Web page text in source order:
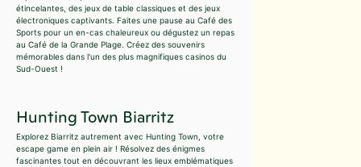
étincelantes, des jeux de table classiques et des jeux
électroniques captivants. Faites une pause au Café des
Sports pour un en-cas chaleureux ou dégustez un repas
au Café de la Grande Plage. Créez des souvenirs
mémorables dans l'un des plus magnifiques casinos du
Sud-Ouest !
Hunting Town Biarritz
Explorez Biarritz autrement avec Hunting Town, votre
escape game en plein air ! Résolvez des énigmes
fascinantes tout en découvrant les lieux emblématiques